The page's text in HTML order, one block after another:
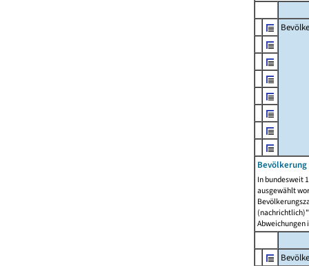
In bundesweit
ausgewählt
Abweichungen